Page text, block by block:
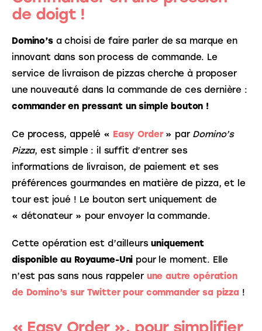
de doigt !
Domino’s a choisi de faire parler de sa marque en
innovant dans son process de commande. Le
service de livraison de pizzas cherche à proposer
une nouveauté dans la commande de ces dernière :
commander en pressant un simple bouton !
Ce process, appelé « Easy Order » par Domino’s
Pizza, est simple : il suffit d’entrer ses
informations de livraison, de paiement et ses
préférences gourmandes en matière de pizza, et le
tour est joué ! Le bouton sert uniquement de
« détonateur » pour envoyer la commande.
Cette opération est d’ailleurs uniquement
disponible au Royaume-Uni pour le moment. Elle
n’est pas sans nous rappeler une autre opération
de Domino’s sur Twitter pour commander sa pizza !
« Easy Order », pour simplifier